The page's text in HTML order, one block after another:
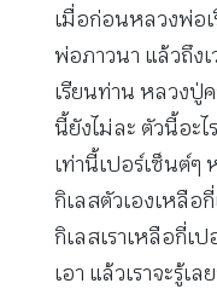
เมื่อก่อนหลวงพ่อ
พ่อภาวนา แล้วถึง
เรียนท่าน หลวงปู่
นี้ยังไม่ละ ตัวนี้อะ
เท่านี้เปอร์เซ็นต์ๆ
กิเลสตัวเองเหลือ
กิเลสเราเหลือกี่เ
เอา แล้วเราจะรู้เ